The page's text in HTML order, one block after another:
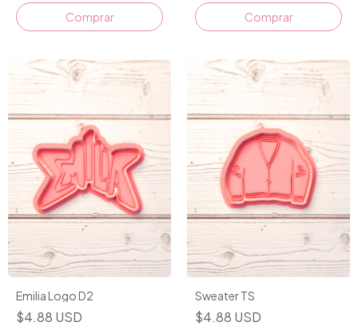
Comprar Comprar
Emilia Logo D2
$4.88 USD
Sweater TS
$4.88 USD